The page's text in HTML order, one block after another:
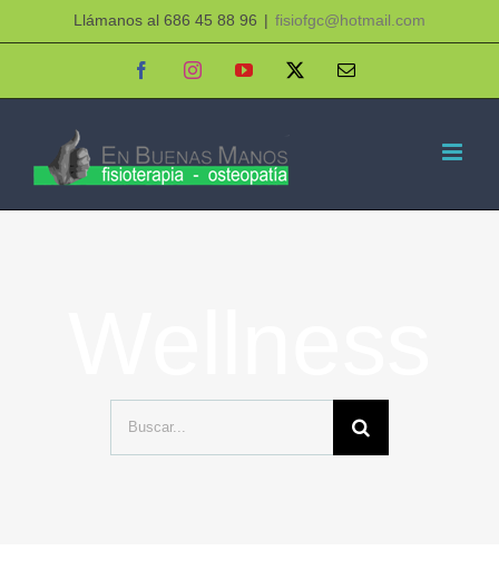
contenido
Llámanos al 686 45 88 96 | fisiofgc@hotmail.com
FacebookInstagramYouTube
Correo
Buscar: